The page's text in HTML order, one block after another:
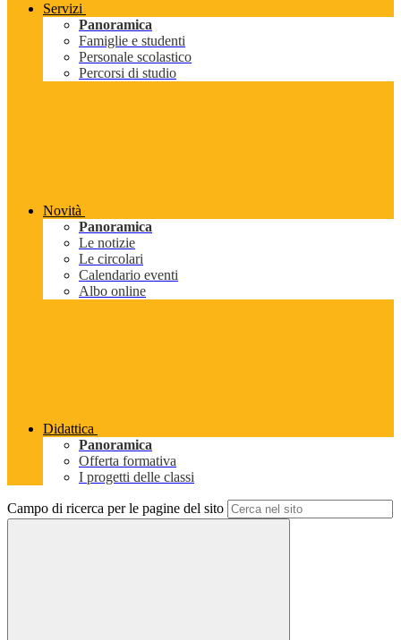
Servizi
Panoramica
Famiglie e studenti
Personale scolastico
Percorsi di studio
Novità
Panoramica
Le notizie
Le circolari
Calendario eventi
Albo online
Didattica
Panoramica
Offerta formativa
I progetti delle classi
Campo di ricerca per le pagine del sito